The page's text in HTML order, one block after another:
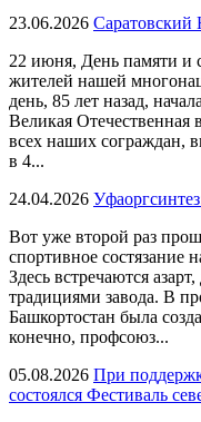
23.06.2026 Саратовский
22 июня, День памяти и
жителей нашей
день, 85 лет назад,
Великая Отечественная
всех наших сограждан,
в 4...
24.04.2026
Вот уже второй раз
спортивное состязание
Здесь встречаются
традициями завода. В
Башкортостан была
конечно, профсоюз...
05.08.2026 При
состоялся Фестиваль